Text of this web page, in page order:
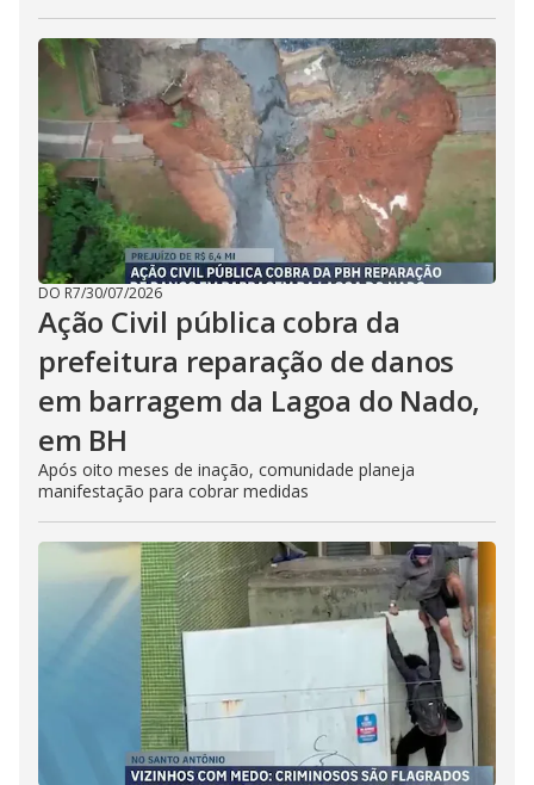
DO R7/30/07/2026
Ação Civil pública cobra da
prefeitura reparação de danos
em barragem da Lagoa do Nado,
em BH
Após oito meses de inação, comunidade planeja
manifestação para cobrar medidas